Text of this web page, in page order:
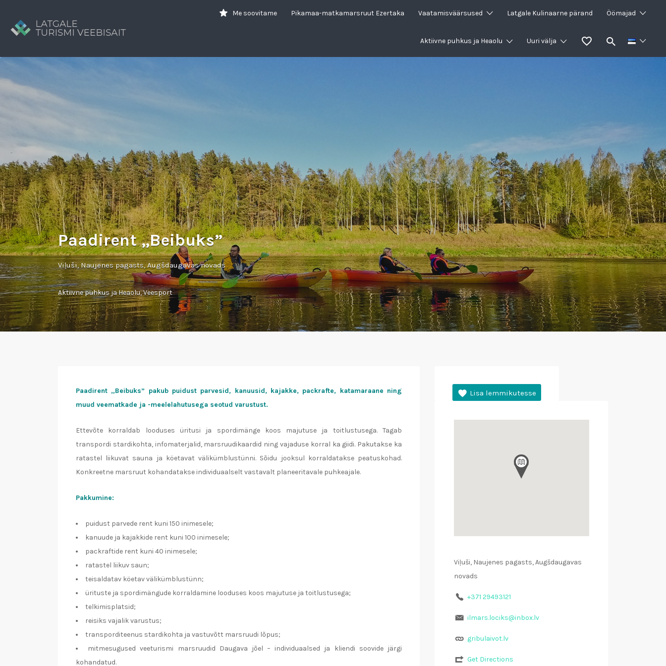
Tavs brīvdienu ceļvedis
Me soovitame Pikamaa-matkamarsruut Ezertaka Vaatamisväärsused Latgale Kulinaarne pärand Öömajad
Aktiivne puhkus ja Heaolu Uuri välja
for:
Paadirent „Beibuks”
Viļuši, Naujenes pagasts, Augšdaugavas novads
Aktiivne puhkus ja Heaolu,Veesport
Paadirent „Beibuks” pakub puidust parvesid, kanuusid, kajakke, packrafte, katamaraane ning
muud veematkade ja -meelelahutusega seotud varustust.
Ettevõte korraldab looduses üritusi ja spordimänge koos majutuse ja toitlustusega. Tagab
transpordi stardikohta, infomaterjalid, marsruudikaardid ning vajaduse korral ka giidi. Pakutakse ka
ratastel liikuvat sauna ja köetavat välikümblustünni. Sõidu jooksul korraldatakse peatuskohad.
Konkreetne marsruut kohandatakse individuaalselt vastavalt planeeritavale puhkeajale.
Pakkumine:
puidust parvede rent kuni 150 inimesele;
kanuude ja kajakkide rent kuni 100 inimesele;
packraftide rent kuni 40 inimesele;
ratastel liikuv saun;
teisaldatav köetav välikümblustünn;
ürituste ja spordimängude korraldamine looduses koos majutuse ja toitlustusega;
telkimisplatsid;
reisiks vajalik varustus;
transporditeenus stardikohta ja vastuvõtt marsruudi lõpus;
mitmesugused veeturismi marsruudid Daugava jõel – individuaalsed ja kliendi soovide järgi
kohandatud.
Viļuši, Naujenes pagasts, Augšdaugavas
novads
+371 29493121
ilmars.lociks@inbox.lv
gribulaivot.lv
Get Directions